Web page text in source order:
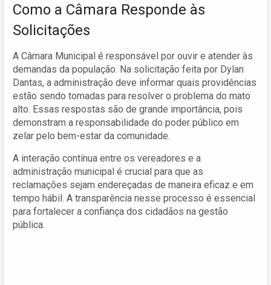
Como a Câmara Responde às
Solicitações
A Câmara Municipal é responsável por ouvir e atender às
demandas da população. Na solicitação feita por Dylan
Dantas, a administração deve informar quais providências
estão sendo tomadas para resolver o problema do mato
alto. Essas respostas são de grande importância, pois
demonstram a responsabilidade do poder público em
zelar pelo bem-estar da comunidade.
A interação contínua entre os vereadores e a
administração municipal é crucial para que as
reclamações sejam endereçadas de maneira eficaz e em
tempo hábil. A transparência nesse processo é essencial
para fortalecer a confiança dos cidadãos na gestão
pública.